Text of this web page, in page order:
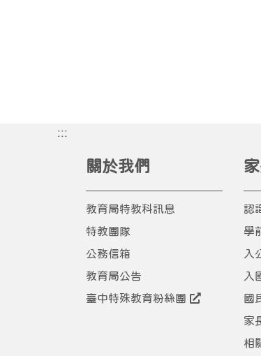
:::
關於我們
教育局特教科訊息
特教團隊
公務信箱
教育局公告
臺中特殊教育粉絲團
認
學
入
入
國
家
相